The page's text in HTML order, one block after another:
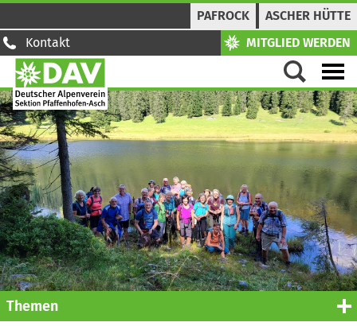
PAFROCK
ASCHER HÜTTE
Kontakt
MITGLIED WERDEN
Themen